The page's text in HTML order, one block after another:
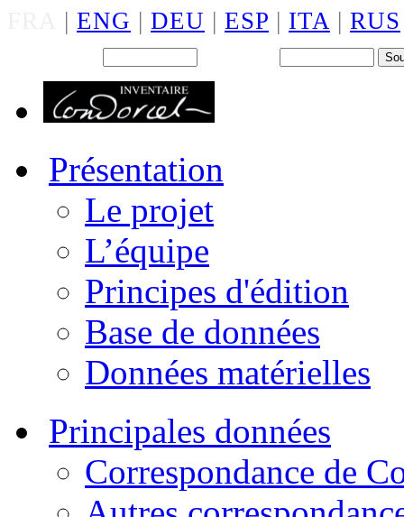
| ENG | DEU | ESP | ITA | RUS
Présentation
Le projet
L’équipe
Principes d'édition
Base de données
Données matérielles
Principales données
Correspondance de